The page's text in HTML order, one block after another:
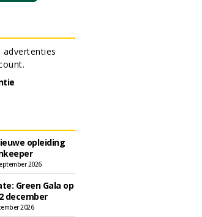
advertenties
opleiding
2026
Green Gala op
december
2026